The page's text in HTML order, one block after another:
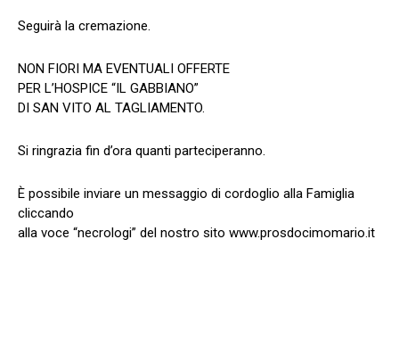
Seguirà la cremazione.
NON FIORI MA EVENTUALI OFFERTE
PER L’HOSPICE “IL GABBIANO”
DI SAN VITO AL TAGLIAMENTO.
Si ringrazia fin d’ora quanti parteciperanno.
È possibile inviare un messaggio di cordoglio alla Famiglia
cliccando
alla voce “necrologi” del nostro sito www.prosdocimomario.it